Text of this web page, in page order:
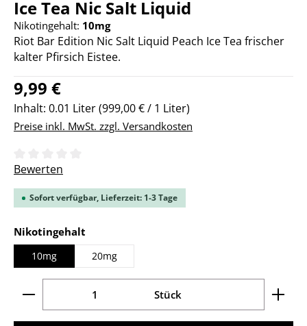
Ice Tea Nic Salt Liquid
Nikotingehalt: 10mg
Riot Bar Edition Nic Salt Liquid Peach Ice Tea frischer
kalter Pfirsich Eistee.
Regulärer Preis:
9,99 €
Inhalt: 0.01 Liter(999,00 € / 1 Liter)
Preise inkl. MwSt. zzgl. Versandkosten
Durchschnittliche Bewertung von 0 von 5 Sternen
Bewerten
Sofort verfügbar, Lieferzeit: 1-3 Tage
Nikotingehalt
10mg 20mg
Produkt Anzahl: Gib den gewünschten Wert ein
Stück